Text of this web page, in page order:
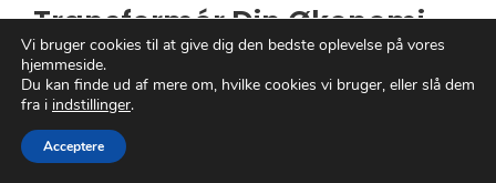
Transformér Din Økonomi
MedOmlægning af Lån
Er du klar til at
Omlægning af
lysere økonomisk fremtid. Forestil dig et liv,
Vi bruger cookies til at give dig den bedste oplevelse på vores
hjemmeside.
Du kan finde ud af mere om, hvilke cookies vi bruger, eller slå dem
fra i indstillinger.
Acceptere